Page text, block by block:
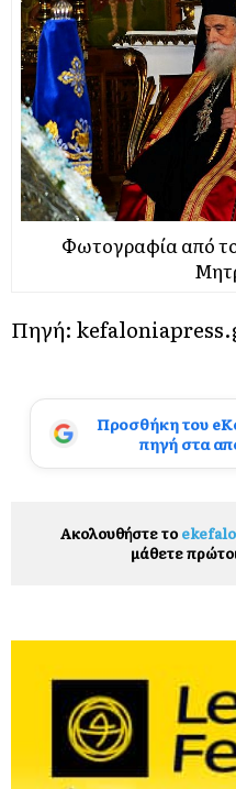
Φωτογραφία από
Πηγή:
Προσθήκη του
πηγή στα
Ακολουθήστε το
μάθετε